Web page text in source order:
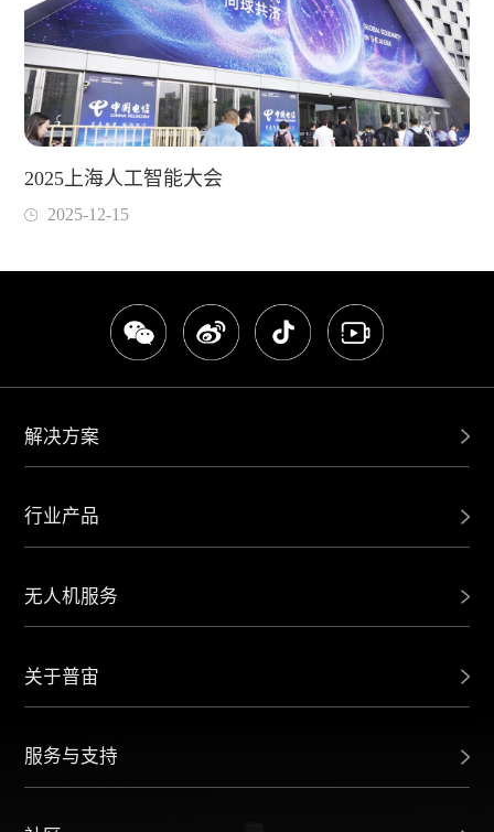
2025上海人工智能大会
2025-12-15
解决方案
行业产品
无人机服务
关于普宙
服务与支持